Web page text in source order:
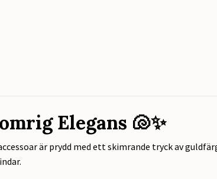
Elegans 🐚✨
är prydd med ett skimrande tryck av